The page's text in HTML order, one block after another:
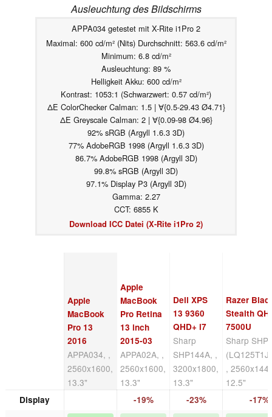
Ausleuchtung des Bildschirms
APPA034 getestet mit X-Rite i1Pro 2
Maximal: 600 cd/m² (Nits) Durchschnitt: 563.6 cd/m²
Minimum: 6.8 cd/m²
Ausleuchtung: 89 %
Helligkeit Akku: 600 cd/m²
Kontrast: 1053:1 (Schwarzwert: 0.57 cd/m²)
ΔE ColorChecker Calman: 1.5 | ∀{0.5-29.43 Ø4.71}
ΔE Greyscale Calman: 2 | ∀{0.09-98 Ø4.96}
92% sRGB (Argyll 1.6.3 3D)
77% AdobeRGB 1998 (Argyll 1.6.3 3D)
86.7% AdobeRGB 1998 (Argyll 3D)
99.8% sRGB (Argyll 3D)
97.1% Display P3 (Argyll 3D)
Gamma: 2.27
CCT: 6855 K
Download ICC Datei (X-Rite i1Pro 2)
Apple
MacBook
Pro 13
2016
APPA034, ,
2560x1600,
13.3"
Apple
MacBook
Pro Retina
13 inch
2015-03
APPA02A, ,
2560x1600,
13.3"
Dell XPS
13 9360
QHD+ i7
Sharp
SHP144A, ,
3200x1800,
13.3"
Razer
Stealth
7500U
Sharp
,
12.5"
Display -19% -23% -17%